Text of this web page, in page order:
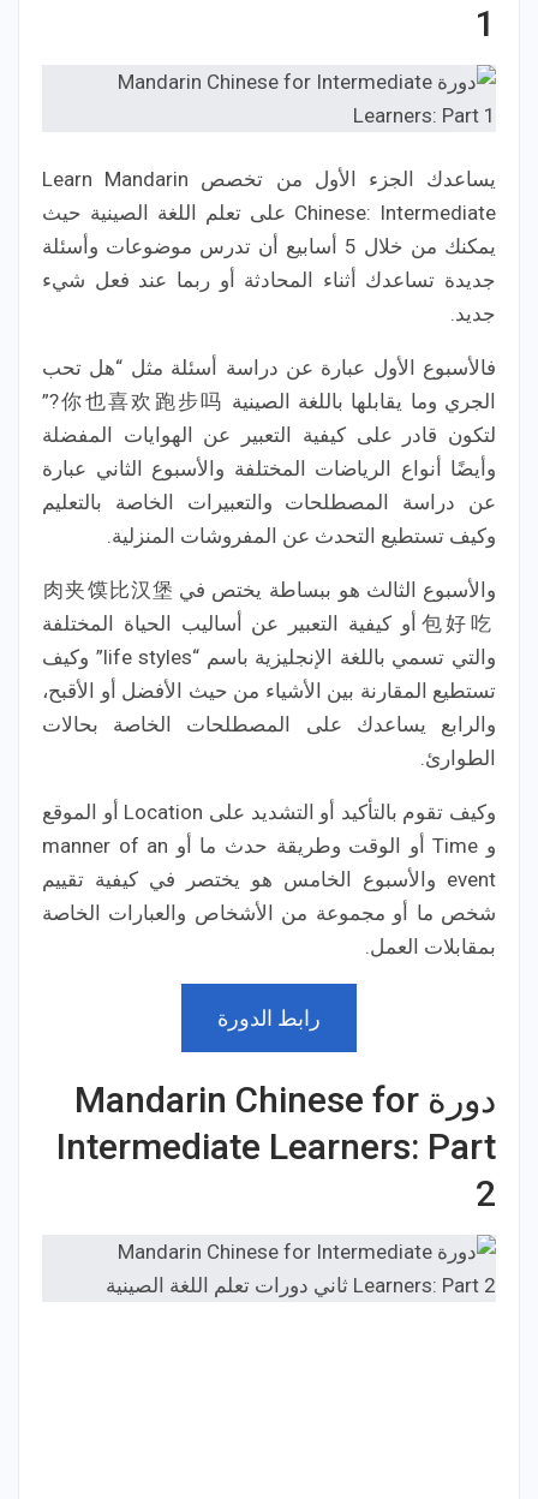
1
يساعدك الجزء الأول من تخصص Learn Mandarin
Chinese: Intermediate على تعلم اللغة الصينية حيث
يمكنك من خلال 5 أسابيع أن تدرس موضوعات وأسئلة
جديدة تساعدك أثناء المحادثة أو ربما عند فعل شيء
جديد.
فالأسبوع الأول عبارة عن دراسة أسئلة مثل “هل تحب
الجري وما يقابلها باللغة الصينية 你也喜欢跑步吗?”
لتكون قادر على كيفية التعبير عن الهوايات المفضلة
وأيضًا أنواع الرياضات المختلفة والأسبوع الثاني عبارة
عن دراسة المصطلحات والتعبيرات الخاصة بالتعليم
وكيف تستطيع التحدث عن المفروشات المنزلية.
والأسبوع الثالث هو ببساطة يختص في 肉夹馍比汉堡
包好吃 أو كيفية التعبير عن أساليب الحياة المختلفة
والتي تسمي باللغة الإنجليزية باسم “life styles” وكيف
تستطيع المقارنة بين الأشياء من حيث الأفضل أو الأقبح،
والرابع يساعدك على المصطلحات الخاصة بحالات
الطوارئ.
وكيف تقوم بالتأكيد أو التشديد على Location أو الموقع
و Time أو الوقت وطريقة حدث ما أو manner of an
event والأسبوع الخامس هو يختصر في كيفية تقييم
شخص ما أو مجموعة من الأشخاص والعبارات الخاصة
بمقابلات العمل.
رابط الدورة
دورة Mandarin Chinese for
Intermediate Learners: Part
2